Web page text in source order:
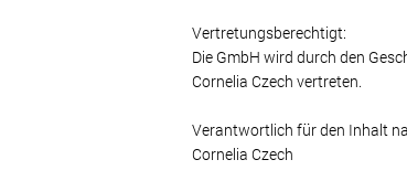
Vertretungsberechtigt:
Die GmbH wird durch den
Cornelia Czech vertreten.
Verantwortlich für den Inhalt
Cornelia Czech